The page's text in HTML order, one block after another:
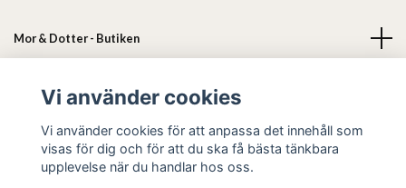
Mor & Dotter - Butiken
Sociala medier
Vi använder cookies
Vi använder cookies för att anpassa det innehåll som
visas för dig och för att du ska få bästa tänkbara
upplevelse när du handlar hos oss.